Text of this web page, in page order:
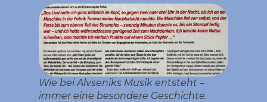
Wie bei Alvseniks Musik entsteht –
immer eine besondere Geschichte.